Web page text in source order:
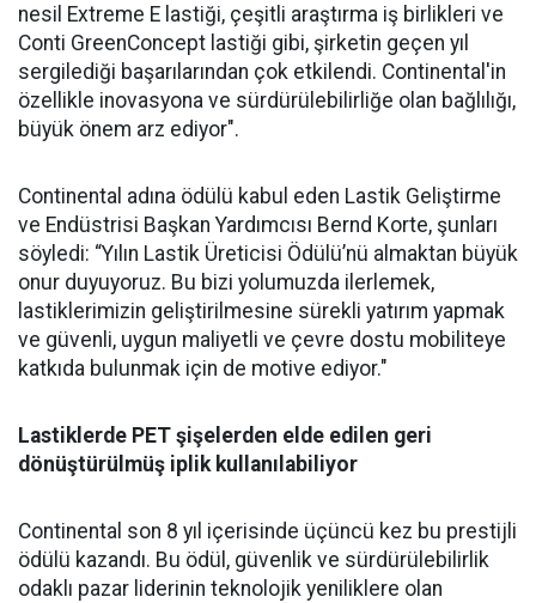
nesil Extreme E lastiği, çeşitli araştırma iş birlikleri ve
Conti GreenConcept lastiği gibi, şirketin geçen yıl
sergilediği başarılarından çok etkilendi. Continental'in
özellikle inovasyona ve sürdürülebilirliğe olan bağlılığı,
büyük önem arz ediyor".
Continental adına ödülü kabul eden Lastik Geliştirme
ve Endüstrisi Başkan Yardımcısı Bernd Korte, şunları
söyledi: “Yılın Lastik Üreticisi Ödülü’nü almaktan büyük
onur duyuyoruz. Bu bizi yolumuzda ilerlemek,
lastiklerimizin geliştirilmesine sürekli yatırım yapmak
ve güvenli, uygun maliyetli ve çevre dostu mobiliteye
katkıda bulunmak için de motive ediyor."
Lastiklerde PET şişelerden elde edilen geri
dönüştürülmüş iplik kullanılabiliyor
Continental son 8 yıl içerisinde üçüncü kez bu prestijli
ödülü kazandı. Bu ödül, güvenlik ve sürdürülebilirlik
odaklı pazar liderinin teknolojik yeniliklere olan